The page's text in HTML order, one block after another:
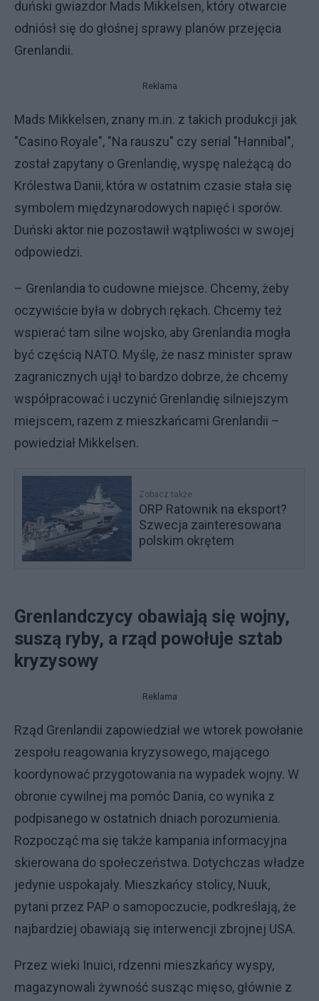
duński gwiazdor Mads Mikkelsen, który otwarcie
odniósł się do głośnej sprawy planów przejęcia
Grenlandii.
Reklama
Mads Mikkelsen, znany m.in. z takich produkcji jak
"Casino Royale", "Na rauszu" czy serial "Hannibal",
został zapytany o Grenlandię, wyspę należącą do
Królestwa Danii, która w ostatnim czasie stała się
symbolem międzynarodowych napięć i sporów.
Duński aktor nie pozostawił wątpliwości w swojej
odpowiedzi.
– Grenlandia to cudowne miejsce. Chcemy, żeby
oczywiście była w dobrych rękach. Chcemy też
wspierać tam silne wojsko, aby Grenlandia mogła
być częścią NATO. Myślę, że nasz minister spraw
zagranicznych ujął to bardzo dobrze, że chcemy
współpracować i uczynić Grenlandię silniejszym
miejscem, razem z mieszkańcami Grenlandii –
powiedział Mikkelsen.
Zobacz także
ORP Ratownik na eksport?
Szwecja zainteresowana
polskim okrętem
Grenlandczycy obawiają się wojny,
suszą ryby, a rząd powołuje sztab
kryzysowy
Reklama
Rząd Grenlandii zapowiedział we wtorek powołanie
zespołu reagowania kryzysowego, mającego
koordynować przygotowania na wypadek wojny. W
obronie cywilnej ma pomóc Dania, co wynika z
podpisanego w ostatnich dniach porozumienia.
Rozpocząć ma się także kampania informacyjna
skierowana do społeczeństwa. Dotychczas władze
jedynie uspokajały. Mieszkańcy stolicy, Nuuk,
pytani przez PAP o samopoczucie, podkreślają, że
najbardziej obawiają się interwencji zbrojnej USA.
Przez wieki Inuici, rdzenni mieszkańcy wyspy,
magazynowali żywność susząc mięso, głównie z